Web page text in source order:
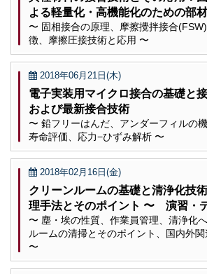
よる軽量化・高機能化のための部
〜 固相接合の原理、摩擦攪拌接合
徴、摩擦圧接技術と応用 〜
2018年06月21日(木)
電子実装用マイクロ接合の基礎と
および最新接合技術
〜 鉛フリーはんだ、アンダーフィルの
寿命評価、応力−ひずみ解析 〜
2018年02月16日(金)
クリーンルームの基礎と清浄化技
理手法とそのポイント 〜 演習・
〜 塵・埃の性質、作業員管理、清浄化
ルームの清掃とそのポイント、国内外
〜